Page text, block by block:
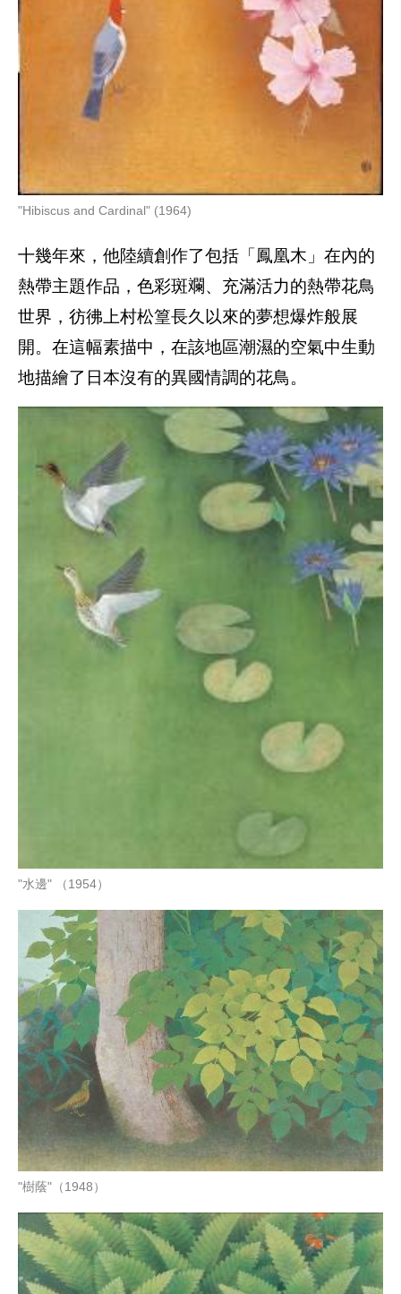
"Hibiscus and Cardinal" (1964)
十幾年來，他陸續創作了包括「鳳凰木」在內的
熱帶主題作品，色彩斑斕、充滿活力的熱帶花鳥
世界，彷彿上村松篁長久以來的夢想爆炸般展
開。在這幅素描中，在該地區潮濕的空氣中生動
地描繪了日本沒有的異國情調的花鳥。
"水邊" （1954）
"樹蔭"（1948）